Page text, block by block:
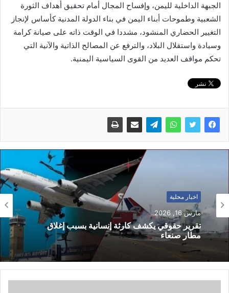
الجبهة الداخلية لليمن، وإفساح المجال أمام تحقيق أهداف الثورة
الشعبية وطموحات أبناء اليمن في بناء الدولة المدنية كأساس لإنجاز
التغيير الحضاري المنشود، مشددا في الوقت ذاته على صيانة كرامة
وسيادة واستقلال البلاد، والترفع عن المصالح الذاتية والآنية التي
تحكم مواقف العديد من القوى السياسية اليمنية.
اخبار محلية
مارس 16, 2026
تقرير حقوقي يكشف كارثة إنسانية بسبب إغلاق
مطار صنعاء